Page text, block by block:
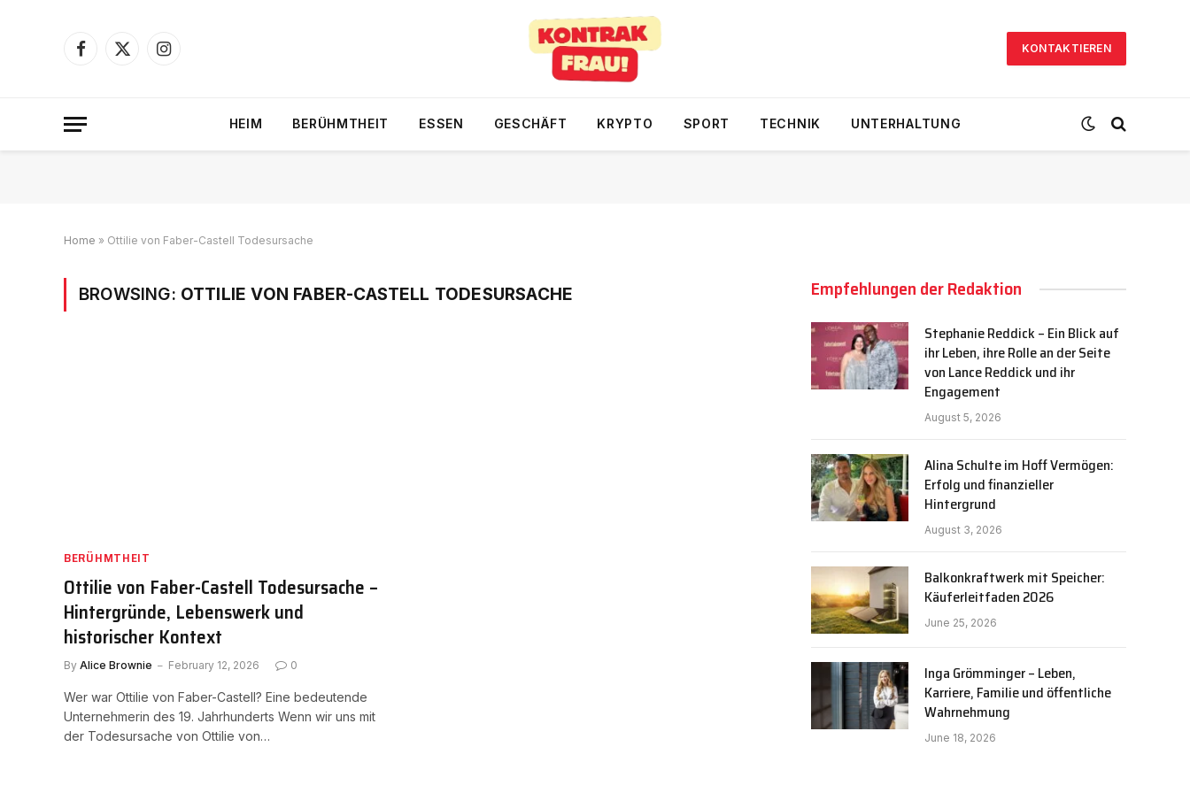
Facebook
X
Instagram
KONTAKTIEREN
HEIM BERÜHMTHEIT ESSEN GESCHÄFT KRYPTO SPORT TECHNIK UNTERHALTUNG
Home » Ottilie von Faber-Castell Todesursache
BROWSING: OTTILIE VON FABER-CASTELL TODESURSACHE
BERÜHMTHEIT
Ottilie von Faber-Castell Todesursache –
Hintergründe, Lebenswerk und
historischer Kontext
By Alice Brownie February 12, 2026 0
Wer war Ottilie von Faber-Castell? Eine bedeutende
Unternehmerin des 19. Jahrhunderts Wenn wir uns mit
der Todesursache von Ottilie von…
Empfehlungen der Redaktion
Stephanie Reddick – Ein Blick auf
ihr Leben, ihre Rolle an der Seite
von Lance Reddick und ihr
Engagement
August 5, 2026
Alina Schulte im Hoff Vermögen:
Erfolg und finanzieller
Hintergrund
August 3, 2026
Balkonkraftwerk mit Speicher:
Käuferleitfaden 2026
June 25, 2026
Inga Grömminger – Leben,
Karriere, Familie und öffentliche
Wahrnehmung
June 18, 2026